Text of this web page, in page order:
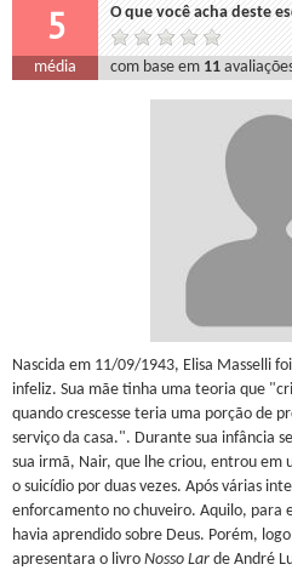
5 O que você acha deste
média com base em 11
Nascida em 11/09/1943, Elisa Masselli
infeliz. Sua mãe tinha uma teoria que
quando crescesse teria uma porção de
serviço da casa.". Durante sua infância
sua irmã, Nair, que lhe criou, entrou em
o suicídio por duas vezes. Após várias
enforcamento no chuveiro. Aquilo, para
havia aprendido sobre Deus. Porém,
apresentara o livro Nosso Lar de André